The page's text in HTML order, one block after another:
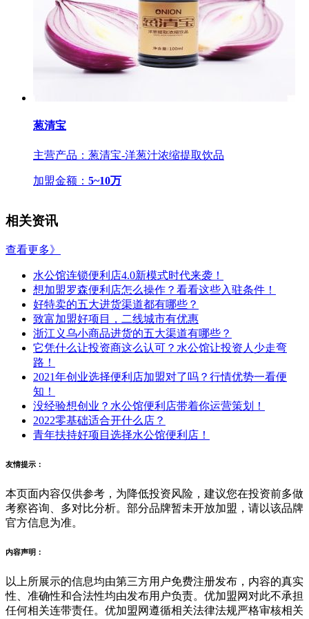
葱清宝
主营产品：葱清宝-洋葱汁浓缩提取饮品
加盟金额： 5~10万
相关资讯
查看更多》
水公馆连锁便利店4.0新模式时代来袭！
想加盟罗森便利店怎么操作？看看这些入驻条件！
好特卖的五大进货渠道都有哪些？
致富加盟好项目，二线城市有优惠
浙江义乌小商品进货的五大渠道有哪些？
它凭什么让投资商这么认可？水公馆让投资人少走弯
路！
2021年创业选择便利店加盟对了吗？行情优势一看便
知！
没经验想创业？水公馆便利店带着你运营策划！
2022零基础适合开什么店？
青年扶持好项目选择水公馆便利店！
友情提示：
本页面内容仅供参考，为降低投资风险，建议您在投资前多做
考察咨询、多对比分析。部分品牌暂未开放加盟，请以该品牌
官方信息为准。
内容声明：
以上所展示的信息均由第三方用户免费注册发布，内容的真实
性、准确性和合法性均由发布用户负责。优加盟网对此不承担
任何相关连带责任。优加盟网遵循相关法律法规严格审核相关